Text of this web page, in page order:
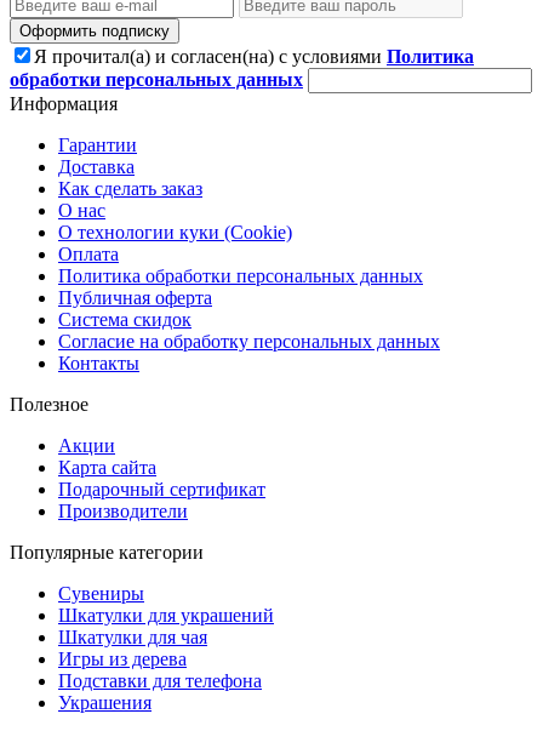
Оформить подписку
Я прочитал(а) и согласен(на) с условиями Политика
обработки персональных данных
Информация
Гарантии
Доставка
Как сделать заказ
О нас
О технологии куки (Cookie)
Оплата
Политика обработки персональных данных
Публичная оферта
Система скидок
Согласие на обработку персональных данных
Контакты
Полезное
Акции
Карта сайта
Подарочный сертификат
Производители
Популярные категории
Сувениры
Шкатулки для украшений
Шкатулки для чая
Игры из дерева
Подставки для телефона
Украшения